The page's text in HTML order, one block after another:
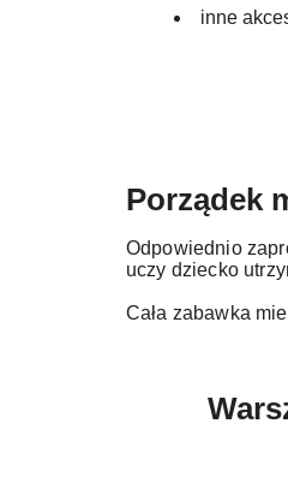
inne
Porządek
Odpowiednio
uczy dziecko
Cała zabawka